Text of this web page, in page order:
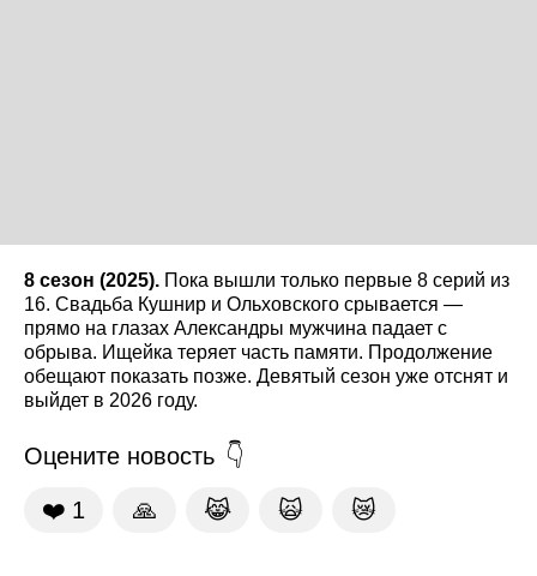
8 сезон (2025). Пока вышли только первые 8 серий из
16. Свадьба Кушнир и Ольховского срывается —
прямо на глазах Александры мужчина падает с
обрыва. Ищейка теряет часть памяти. Продолжение
обещают показать позже. Девятый сезон уже отснят и
выйдет в 2026 году.
Оцените новость
❤️ 1 🙏 😹 🙀 😿